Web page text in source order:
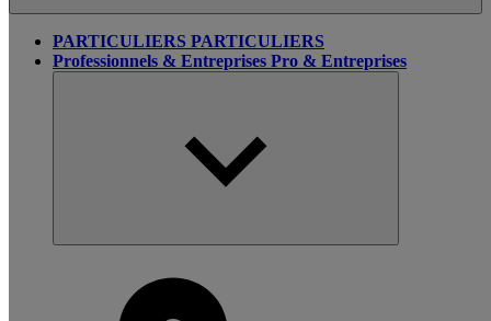
PARTICULIERS PARTICULIERS
Professionnels & Entreprises Pro & Entreprises